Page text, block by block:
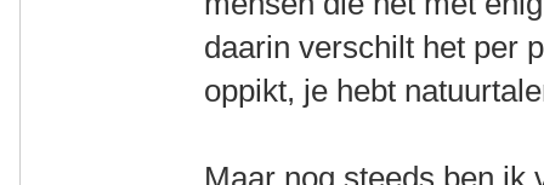
daarin verschilt het per
oppikt, je hebt
Maar nog steeds ben ik